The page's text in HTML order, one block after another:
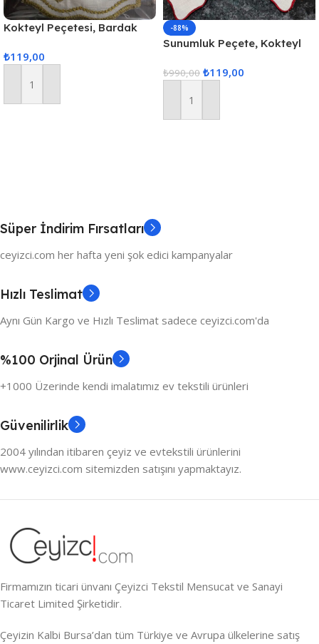
Kokteyl Peçetesi, Bardak
Peçetesi Gold
₺119,00
Sepete Ekle
-88%
Sunumluk Peçete, Kokteyl
Sunumluk, Bardak Altlığı 6
₺990,00 ₺119,00
Sepete Ekle
Süper İndirim Fırsatları
ceyizci.com her hafta yeni şok edici kampanyalar
Hızlı Teslimat
Aynı Gün Kargo ve Hızlı Teslimat sadece ceyizci.com'da
%100 Orjinal Ürün
+1000 Üzerinde kendi imalatımız ev tekstili ürünleri
Güvenilirlik
2004 yılından itibaren çeyiz ve evtekstili ürünlerini
www.ceyizci.com sitemizden satışını yapmaktayız.
Firmamızın ticari ünvanı Çeyizci Tekstil Mensucat ve Sanayi
Ticaret Limited Şirketidir.
Çeyizin Kalbi Bursa’dan tüm Türkiye ve Avrupa ülkelerine satış